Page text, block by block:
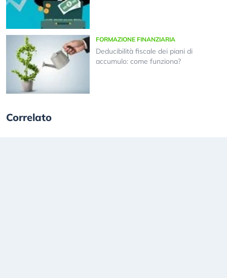
FORMAZIONE FINANZIARIA
Deducibilità fiscale dei piani di
accumulo: come funziona?
Correlato